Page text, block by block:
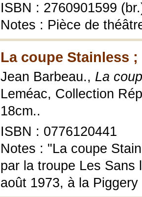
ISBN : 2760901599
Notes : Pièce de
La coupe Stainless ;
Jean Barbeau., La
Leméac, Collection
18cm..
ISBN : 0776120441
Notes : "La coupe
par la troupe Les Sans
août 1973, à la